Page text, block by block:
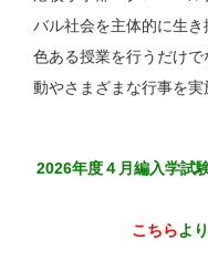
バル社会を主体的に⽣
⾊ある授業を⾏うだけ
動やさまざまな⾏事を実
2026年度４月編入学試
こちらよ